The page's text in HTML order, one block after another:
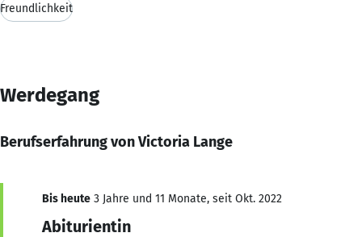
Freundlichkeit
Werdegang
Berufserfahrung von Victoria Lange
Bis heute 3 Jahre und 11 Monate, seit Okt. 2022
Abiturientin